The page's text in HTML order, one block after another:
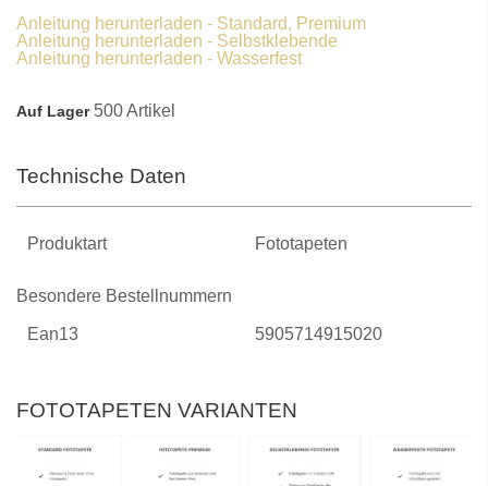
Anleitung herunterladen - Standard, Premium
Anleitung herunterladen - Selbstklebende
Anleitung herunterladen - Wasserfest
Auf Lager 500 Artikel
Technische Daten
Produktart Fototapeten
Besondere Bestellnummern
Ean13 5905714915020
FOTOTAPETEN VARIANTEN